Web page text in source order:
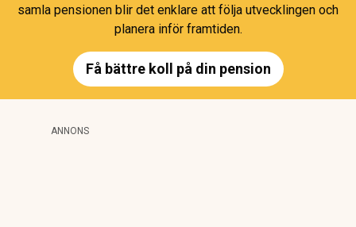
samla pensionen blir det enklare att följa utvecklingen och
planera inför framtiden.
Få bättre koll på din pension
ANNONS